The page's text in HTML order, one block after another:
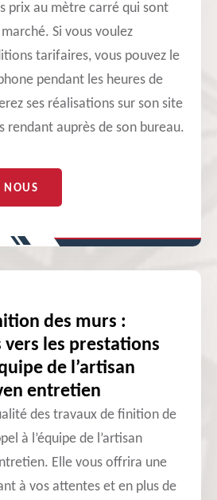
prix au mètre carré qui sont
Si vous voulez
tarifaires, vous pouvez le
pendant les heures de
ses réalisations sur son site
rendant auprès de son bureau.
NOUS
des murs :
les prestations
de l’artisan
entretien
des travaux de finition de
à l’équipe de l’artisan
Elle vous offrira une
à vos attentes et en plus de